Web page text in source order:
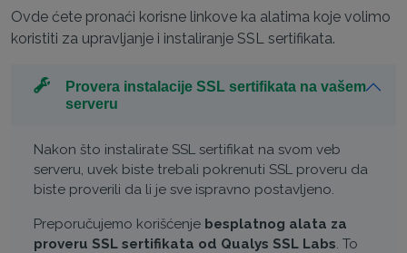
Ovde ćete pronaći korisne linkove ka alatima koje volimo
koristiti za upravljanje i instaliranje SSL sertifikata.
Provera instalacije SSL sertifikata na vašem
serveru
Nakon što instalirate SSL sertifikat na svom veb
serveru, uvek biste trebali pokrenuti SSL proveru da
biste proverili da li je sve ispravno postavljeno.
Preporučujemo korišćenje besplatnog alata za
proveru SSL sertifikata od Qualys SSL Labs. To